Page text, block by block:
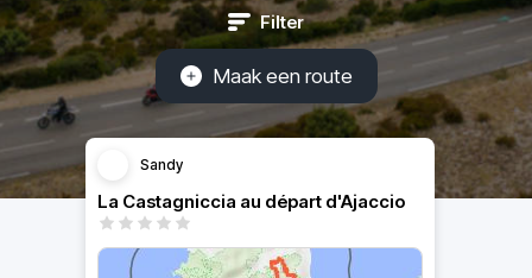
Filter
Maak een route
Sandy
La Castagniccia au départ d'Ajaccio